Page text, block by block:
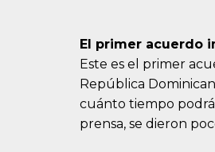
El primer acuerdo
Este es el primer
República
cuánto tiempo
prensa, se dieron